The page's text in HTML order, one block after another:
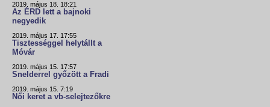
2019. május 18. 18:21
Az ÉRD lett a bajnoki
negyedik
2019. május 17. 17:55
Tisztességgel helytállt a
Móvár
2019. május 15. 17:57
Snelderrel győzött a Fradi
2019. május 15. 7:19
Női keret a vb-selejtezőkre